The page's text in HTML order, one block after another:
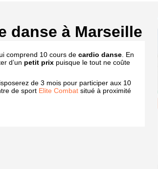
danse à Marseille
comprend 10 cours de cardio danse . En
d’un petit prix puisque le tout ne coûte
de 3 mois pour participer aux 10
de sport Elite Combat situé à proximité